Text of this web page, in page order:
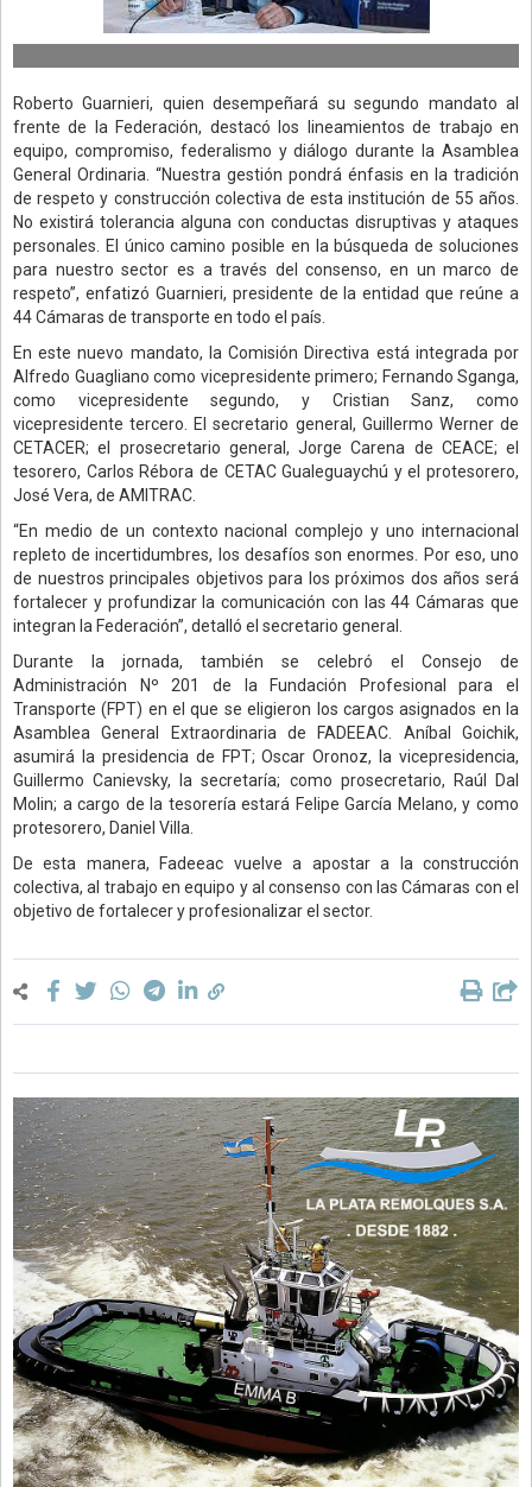
Roberto Guarnieri, quien desempeñará su segundo mandato al
frente de la Federación, destacó los lineamientos de trabajo en
equipo, compromiso, federalismo y diálogo durante la Asamblea
General Ordinaria. “Nuestra gestión pondrá énfasis en la tradición
de respeto y construcción colectiva de esta institución de 55 años.
No existirá tolerancia alguna con conductas disruptivas y ataques
personales. El único camino posible en la búsqueda de soluciones
para nuestro sector es a través del consenso, en un marco de
respeto”, enfatizó Guarnieri, presidente de la entidad que reúne a
44 Cámaras de transporte en todo el país.
En este nuevo mandato, la Comisión Directiva está integrada por
Alfredo Guagliano como vicepresidente primero; Fernando Sganga,
como vicepresidente segundo, y Cristian Sanz, como
vicepresidente tercero. El secretario general, Guillermo Werner de
CETACER; el prosecretario general, Jorge Carena de CEACE; el
tesorero, Carlos Rébora de CETAC Gualeguaychú y el protesorero,
José Vera, de AMITRAC.
“En medio de un contexto nacional complejo y uno internacional
repleto de incertidumbres, los desafíos son enormes. Por eso, uno
de nuestros principales objetivos para los próximos dos años será
fortalecer y profundizar la comunicación con las 44 Cámaras que
integran la Federación”, detalló el secretario general.
Durante la jornada, también se celebró el Consejo de
Administración Nº 201 de la Fundación Profesional para el
Transporte (FPT) en el que se eligieron los cargos asignados en la
Asamblea General Extraordinaria de FADEEAC. Aníbal Goichik,
asumirá la presidencia de FPT; Oscar Oronoz, la vicepresidencia,
Guillermo Canievsky, la secretaría; como prosecretario, Raúl Dal
Molin; a cargo de la tesorería estará Felipe García Melano, y como
protesorero, Daniel Villa.
De esta manera, Fadeeac vuelve a apostar a la construcción
colectiva, al trabajo en equipo y al consenso con las Cámaras con el
objetivo de fortalecer y profesionalizar el sector.